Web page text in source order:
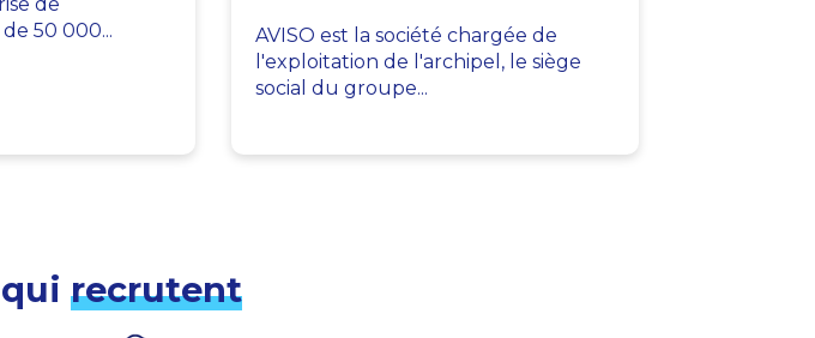
50 000...
AVISO est la société chargée de
l'exploitation de l'archipel, le siège
social du groupe...
recrutent